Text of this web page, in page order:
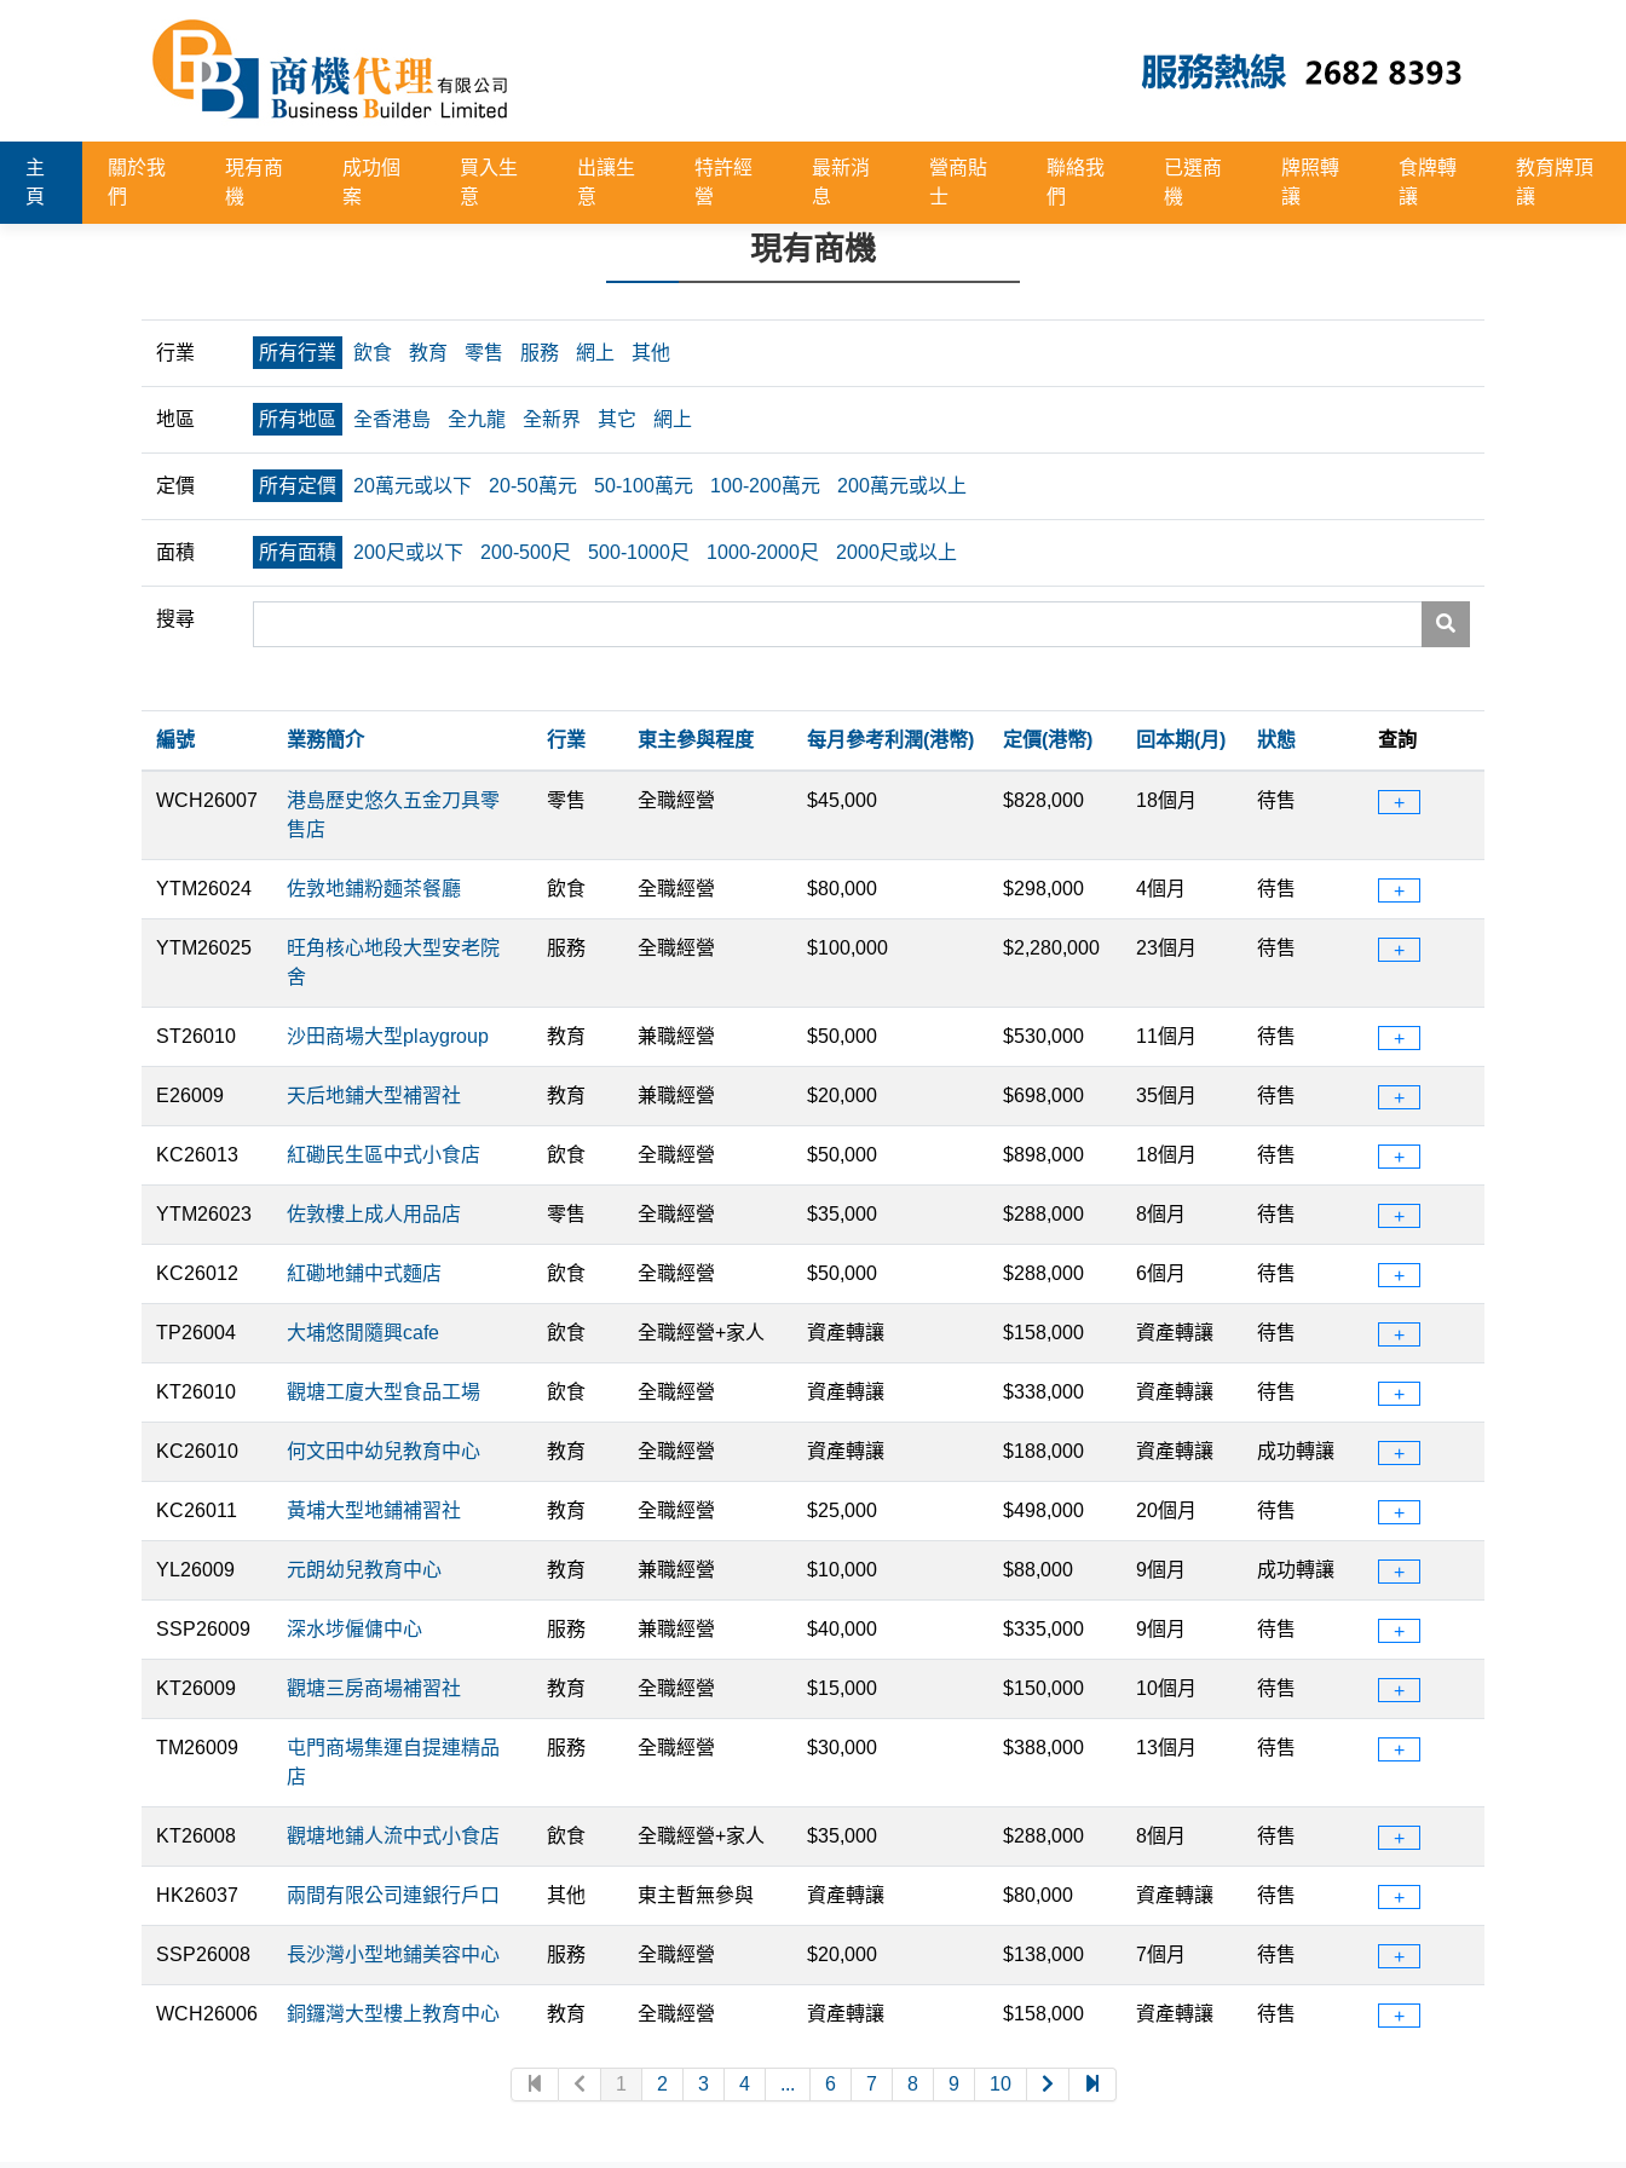
主
頁
關於我
們
現有商
機
成功個
案
買入生
意
出讓生
意
特許經
營
最新消
息
營商貼
士
聯絡我
們
已選商
機
牌照轉
讓
食牌轉
讓
教育牌頂
讓
現有商機
行業 所有行業 飲食 教育 零售 服務 網上 其他
地區 所有地區 全香港島 全九龍 全新界 其它 網上
定價 所有定價 20萬元或以下 20-50萬元 50-100萬元 100-200萬元 200萬元或以上
面積 所有面積 200尺或以下 200-500尺 500-1000尺 1000-2000尺 2000尺或以上
搜尋
編號 業務簡介 行業 東主參與程度 每月參考利潤(港幣) 定價(港幣) 回本期(月) 狀態 查詢
WCH26007
港島歷史悠久五金刀具零
售店
零售 全職經營 $45,000 $828,000 18個月 待售 +
YTM26024 佐敦地鋪粉麵茶餐廳 飲食 全職經營 $80,000 $298,000 4個月 待售 +
YTM26025
旺角核心地段大型安老院
舍
服務 全職經營 $100,000 $2,280,000 23個月 待售 +
ST26010 沙田商場大型playgroup 教育 兼職經營 $50,000 $530,000 11個月 待售 +
E26009 天后地鋪大型補習社 教育 兼職經營 $20,000 $698,000 35個月 待售 +
KC26013 紅磡民生區中式小食店 飲食 全職經營 $50,000 $898,000 18個月 待售 +
YTM26023 佐敦樓上成人用品店 零售 全職經營 $35,000 $288,000 8個月 待售 +
KC26012 紅磡地鋪中式麵店 飲食 全職經營 $50,000 $288,000 6個月 待售 +
TP26004 大埔悠閒隨興cafe 飲食 全職經營+家人 資產轉讓 $158,000 資產轉讓 待售 +
KT26010 觀塘工廈大型食品工場 飲食 全職經營 資產轉讓 $338,000 資產轉讓 待售 +
KC26010 何文田中幼兒教育中心 教育 全職經營 資產轉讓 $188,000 資產轉讓 成功轉讓 +
KC26011 黃埔大型地鋪補習社 教育 全職經營 $25,000 $498,000 20個月 待售 +
YL26009 元朗幼兒教育中心 教育 兼職經營 $10,000 $88,000 9個月 成功轉讓 +
SSP26009 深水埗僱傭中心 服務 兼職經營 $40,000 $335,000 9個月 待售 +
KT26009 觀塘三房商場補習社 教育 全職經營 $15,000 $150,000 10個月 待售 +
TM26009
屯門商場集運自提連精品
店
服務 全職經營 $30,000 $388,000 13個月 待售 +
KT26008 觀塘地鋪人流中式小食店 飲食 全職經營+家人 $35,000 $288,000 8個月 待售 +
HK26037 兩間有限公司連銀行戶口 其他 東主暫無參與 資產轉讓 $80,000 資產轉讓 待售 +
SSP26008 長沙灣小型地鋪美容中心 服務 全職經營 $20,000 $138,000 7個月 待售 +
WCH26006 銅鑼灣大型樓上教育中心 教育 全職經營 資產轉讓 $158,000 資產轉讓 待售 +
1 2 3 4 ... 6 7 8 9 10